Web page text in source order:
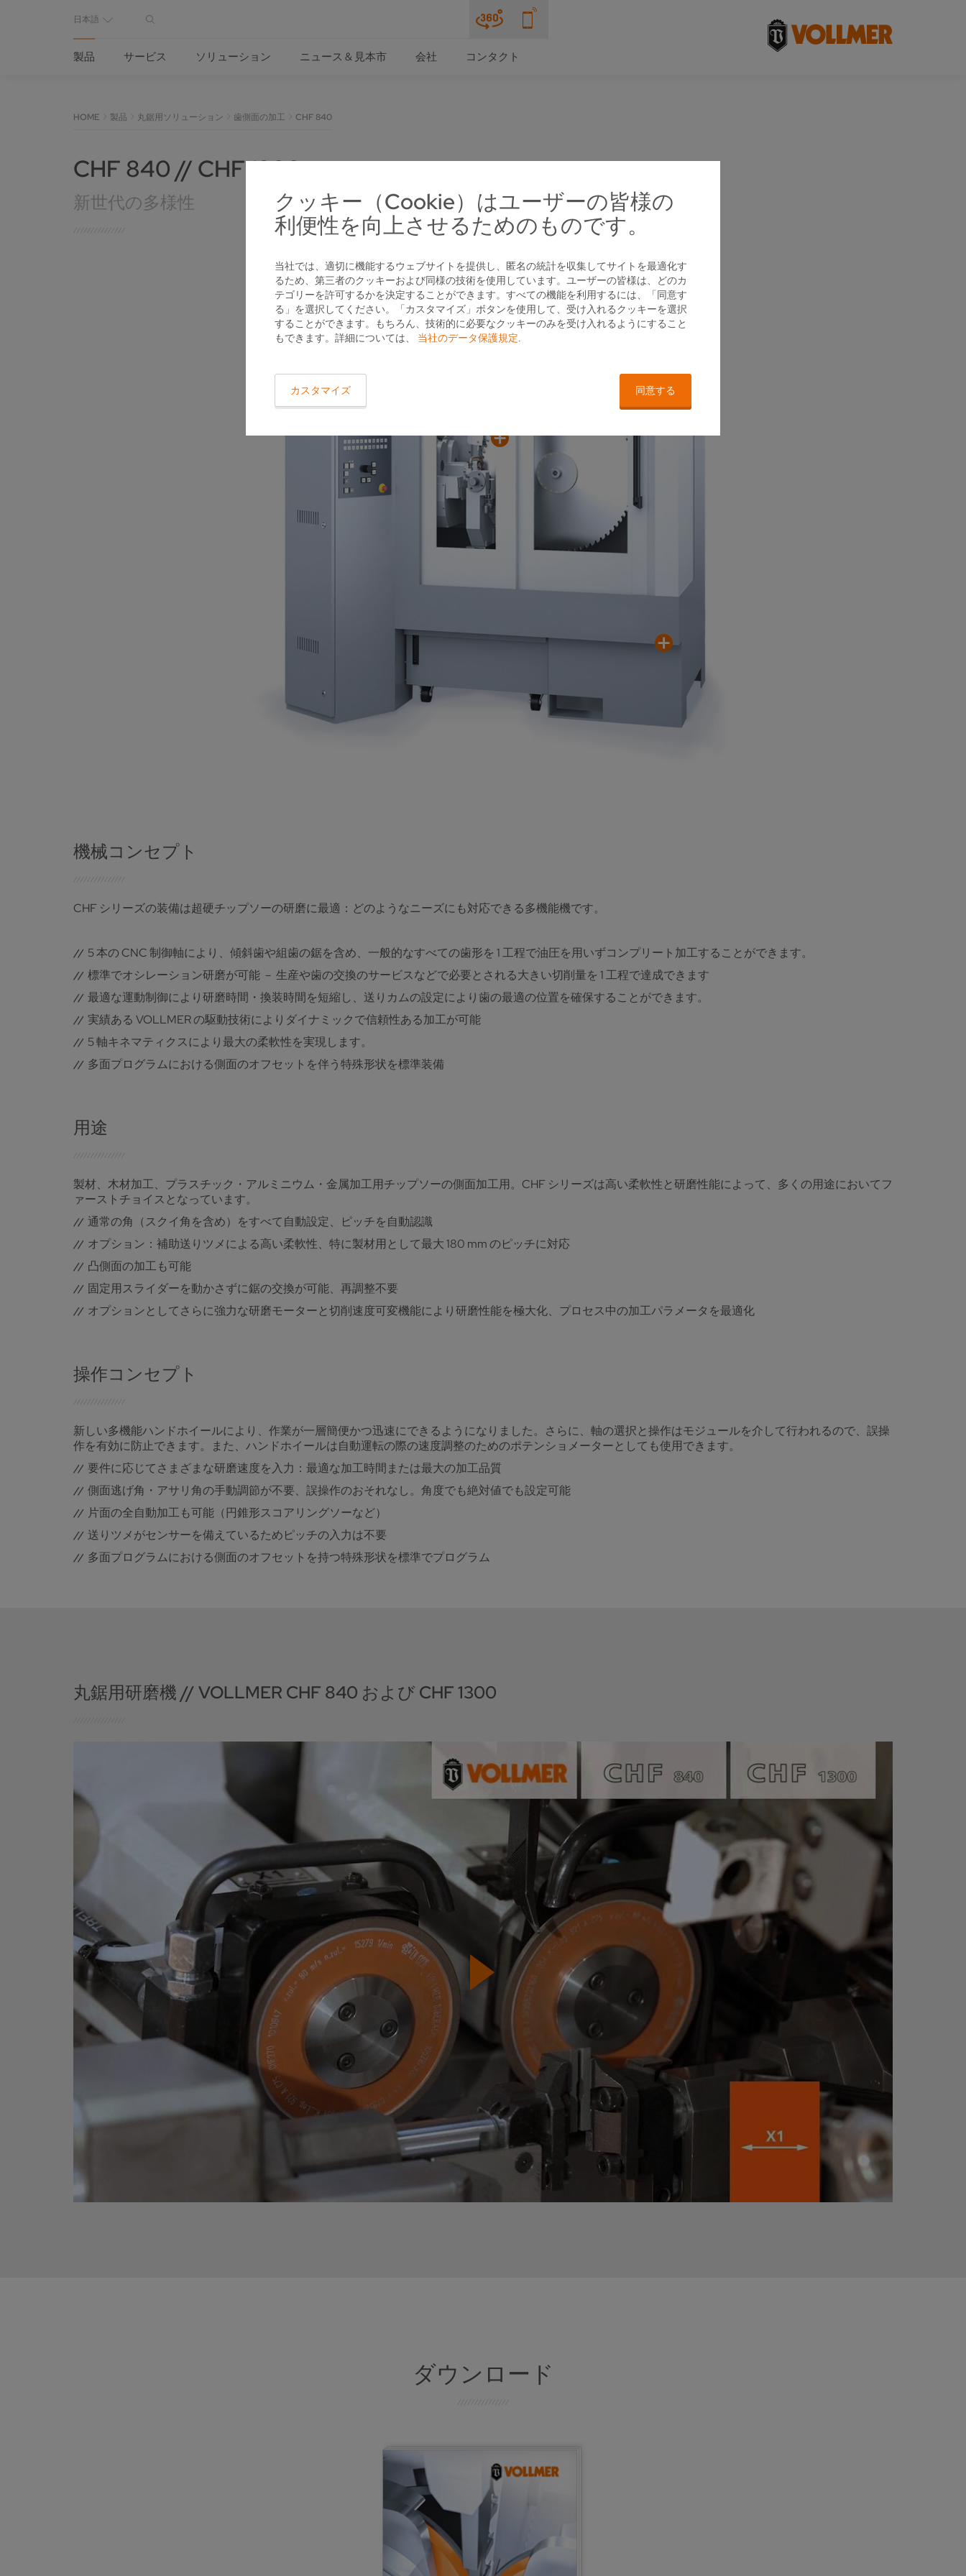
クッキー（Cookie）はユーザーの皆様の
利便性を向上させるためのものです。
当社では、適切に機能するウェブサイトを提供し、匿名の統計を収集してサイトを最適化す
るため、第三者のクッキーおよび同様の技術を使用しています。ユーザーの皆様は、どのカ
テゴリーを許可するかを決定することができます。すべての機能を利用するには、「同意す
る」を選択してください。「カスタマイズ」ボタンを使用して、受け入れるクッキーを選択
することができます。もちろん、技術的に必要なクッキーのみを受け入れるようにすること
もできます。詳細については、 当社のデータ保護規定.
カスタマイズ 同意する
日本語
製品 サービス ソリューション ニュース & 見本市 会社 コンタクト
HOME 製品 丸鋸用ソリューション 歯側面の加工 CHF 840
CHF 840 // CHF 1300
新世代の多様性
高度に安定な構造のため、運転時の振動がなく高
品質の仕上がりが得られます。
フルカバーを標準装備
大型の覗き窓
内側に設けられた 2 枚構成の操作ドアを通じて研
磨箇所を明瞭に見ることができます。
革新的な操作パネル
10 インチ液晶カラーディスプレイと多機能ハンド
ホイールにより迅速・確実な操作ができます。
機械コンセプト
CHF シリーズの装備は超硬チップソーの研磨に最適：どのようなニーズにも対応できる多機能機です。
5 本の CNC 制御軸により、傾斜歯や組歯の鋸を含め、一般的なすべての歯形を 1 工程で油圧を用いずコンプリート加工することができます。
標準でオシレーション研磨が可能 － 生産や歯の交換のサービスなどで必要とされる大きい切削量を 1 工程で達成できます
最適な運動制御により研磨時間・換装時間を短縮し、送りカムの設定により歯の最適の位置を確保することができます。
実績ある VOLLMER の駆動技術によりダイナミックで信頼性ある加工が可能
5 軸キネマティクスにより最大の柔軟性を実現します。
多面プログラムにおける側面のオフセットを伴う特殊形状を標準装備
用途
製材、木材加工、プラスチック・アルミニウム・金属加工用チップソーの側面加工用。CHF シリーズは高い柔軟性と研磨性能によって、多くの用途においてフ
ァーストチョイスとなっています。
通常の角（スクイ角を含め）をすべて自動設定、ピッチを自動認識
オプション：補助送りツメによる高い柔軟性、特に製材用として最大 180 mm のピッチに対応
凸側面の加工も可能
固定用スライダーを動かさずに鋸の交換が可能、再調整不要
オプションとしてさらに強力な研磨モーターと切削速度可変機能により研磨性能を極大化、プロセス中の加工パラメータを最適化
操作コンセプト
新しい多機能ハンドホイールにより、作業が一層簡便かつ迅速にできるようになりました。さらに、軸の選択と操作はモジュールを介して行われるので、誤操
作を有効に防止できます。また、ハンドホイールは自動運転の際の速度調整のためのポテンショメーターとしても使用できます。
要件に応じてさまざまな研磨速度を入力：最適な加工時間または最大の加工品質
側面逃げ角・アサリ角の手動調節が不要、誤操作のおそれなし。角度でも絶対値でも設定可能
片面の全自動加工も可能（円錐形スコアリングソーなど）
送りツメがセンサーを備えているためピッチの入力は不要
多面プログラムにおける側面のオフセットを持つ特殊形状を標準でプログラム
丸鋸用研磨機 // VOLLMER CHF 840 および CHF 1300
ダウンロード